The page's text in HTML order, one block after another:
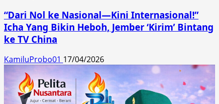
“Dari Nol ke Nasional—Kini Internasional!”
Icha Yang Bikin Heboh, Jember ‘Kirim’ Bintang
ke TV China
KamiluProbo01 17/04/2026